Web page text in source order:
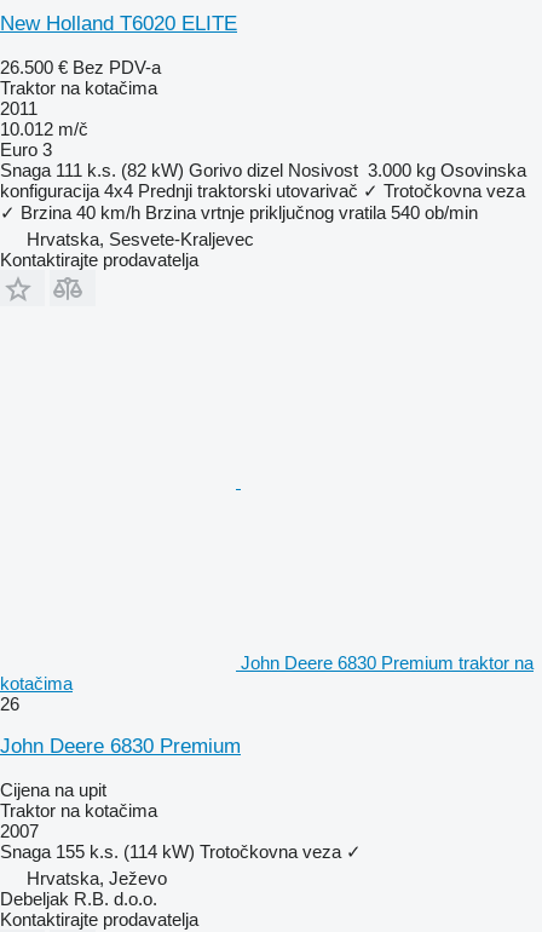
New Holland T6020 ELITE
26.500 € Bez PDV-a
Traktor na kotačima
2011
10.012 m/č
Euro 3
Snaga 111 k.s. (82 kW) Gorivo dizel Nosivost 3.000 kg Osovinska
konfiguracija 4x4 Prednji traktorski utovarivač ✓ Trotočkovna veza
✓ Brzina 40 km/h Brzina vrtnje priključnog vratila 540 ob/min
Hrvatska, Sesvete-Kraljevec
Kontaktirajte prodavatelja
John Deere 6830 Premium traktor na
kotačima
26
John Deere 6830 Premium
Cijena na upit
Traktor na kotačima
2007
Snaga 155 k.s. (114 kW) Trotočkovna veza ✓
Hrvatska, Ježevo
Debeljak R.B. d.o.o.
Kontaktirajte prodavatelja